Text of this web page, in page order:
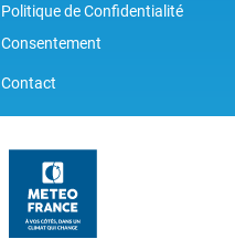
Politique de Confidentialité
Consentement
Contact